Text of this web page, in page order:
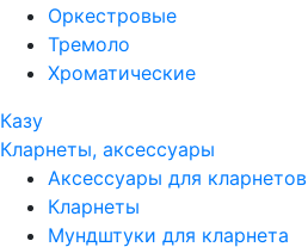
Оркестровые
Тремоло
Хроматические
Казу
Кларнеты, аксессуары
Аксессуары для кларнетов
Кларнеты
Мундштуки для кларнета